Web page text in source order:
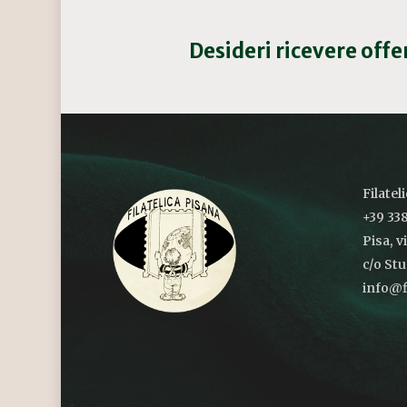
Desideri ricevere
+39
Pisa,
c/o